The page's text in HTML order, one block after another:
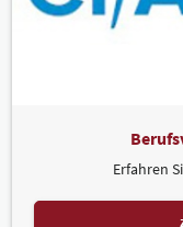
Erfahren